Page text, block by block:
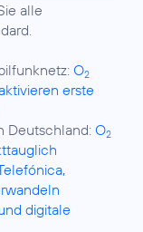
alle
O2
erste
Deutschland: O2
digitale